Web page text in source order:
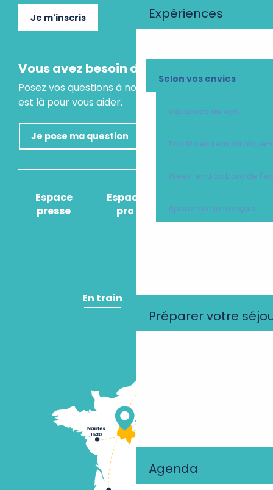
Expériences
Selon vos envies
Vacances au vert
Top 10 des lieux où
Week-end au bord de
Apprendre le français
Préparer votre
Agenda
Je m'inscris
Vous avez besoin d'un conseil ?
Posez vos questions à notre assistant virtuel, il
est là pour vous aider.
Je pose ma question
Espace
presse
Espace
pro
?
En train En avion